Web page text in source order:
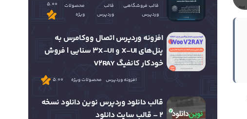
قالب فروشگاهی
وردپرس
قالب
وردپرس
محصولات
ویژه
5.00
افزونه وردپرس اتصال ووکامرس به
پنل‌های X-UI و 3X-UI سنایی | فروش
خودکار کانفیگ V2RAY
افزونه وردپرس محصولات ویژه 5.00
قالب دانلود وردپرس نوین دانلود نسخه
2 – قالب سایت دانلود